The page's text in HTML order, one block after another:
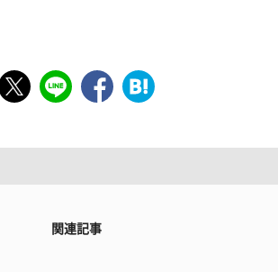
関連記事